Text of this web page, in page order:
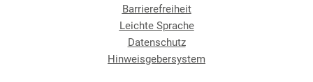
Barrierefreiheit
Leichte Sprache
Datenschutz
Hinweisgebersystem